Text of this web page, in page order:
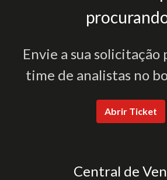
Envie a sua solicitação
time de analistas no
Abrir Ticket
Central de